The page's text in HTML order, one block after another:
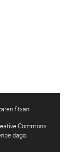
fitxan.
Commons
dago.